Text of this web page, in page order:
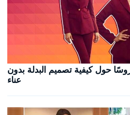
حول كيفية تصميم البدلة بدون
عناء